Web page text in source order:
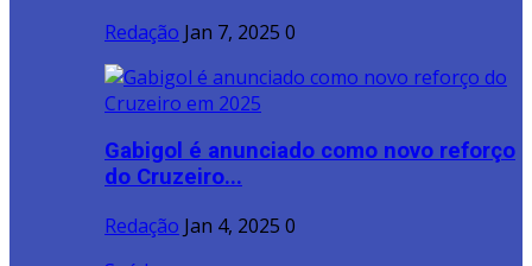
Redação Jan 7, 2025 0
Gabigol é anunciado como novo reforço
do Cruzeiro...
Redação Jan 4, 2025 0